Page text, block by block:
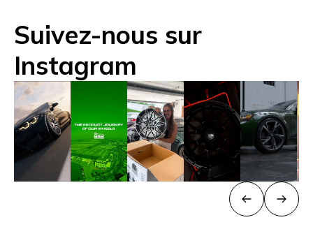
Suivez-nous sur
Instagram